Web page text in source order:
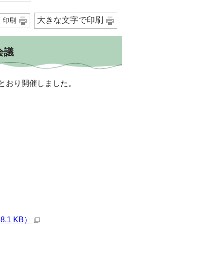
印刷 大きな文字で印刷
議
り開催しました。
KB）